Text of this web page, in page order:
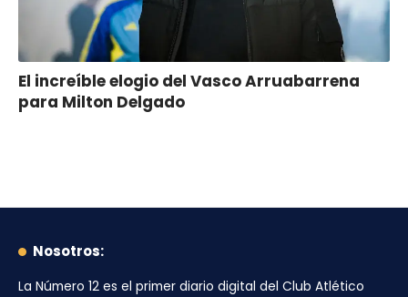
El increíble elogio del Vasco Arruabarrena
para Milton Delgado
Nosotros:
La Número 12 es el primer diario digital del Club Atlético